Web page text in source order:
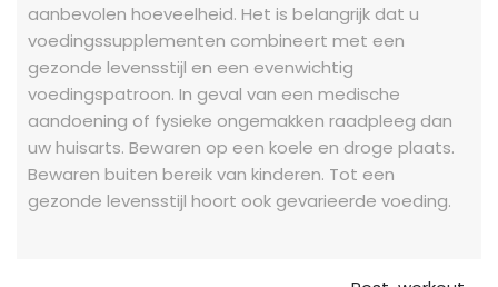
aanbevolen hoeveelheid. Het is belangrijk dat u
voedingssupplementen combineert met een
gezonde levensstijl en een evenwichtig
voedingspatroon. In geval van een medische
aandoening of fysieke ongemakken raadpleeg dan
uw huisarts. Bewaren op een koele en droge plaats.
Bewaren buiten bereik van kinderen. Tot een
gezonde levensstijl hoort ook gevarieerde voeding.